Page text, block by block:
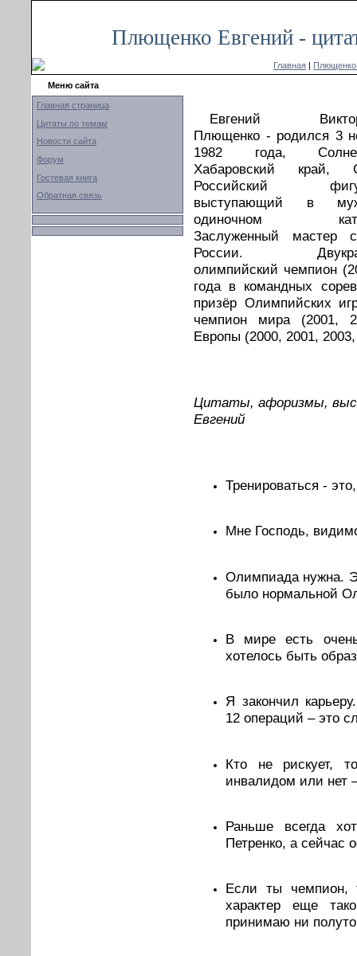
Плющенко Евгений -
Главная | Плющенко
Меню сайта
Главная страница
Цитаты по темам
Новости сайта
Форум
Гостевая книга
Обратная связь
Евгений
Плющенко - родился 3
1982 года,
Хабаровский край,
Российский
выступающий в
одиночном
Заслуженный мастер
России.
олимпийский чемпион
года в командных
призёр Олимпийских
чемпион мира (2001,
Европы (2000, 2001,
Цитаты, афоризмы,
Евгений
Тренироваться -
Мне Господь,
Олимпиада нужна.
было нормальной
В мире есть
хотелось быть
Я закончил
12 операций – это
Кто не рискует,
инвалидом или нет
Раньше всегда
Петренко, а сейчас
Если ты
характер еще
принимаю ни